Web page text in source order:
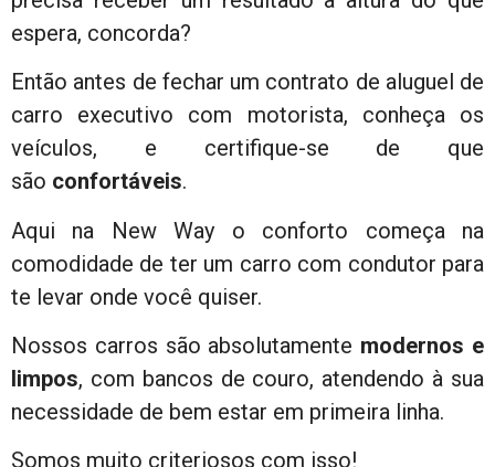
espera, concorda?
Então antes de fechar um contrato de aluguel de
carro executivo com motorista, conheça os
veículos, e certifique-se de que
são confortáveis.
Aqui na New Way o conforto começa na
comodidade de ter um carro com condutor para
te levar onde você quiser.
Nossos carros são absolutamente modernos e
limpos, com bancos de couro, atendendo à sua
necessidade de bem estar em primeira linha.
Somos muito criteriosos com isso!